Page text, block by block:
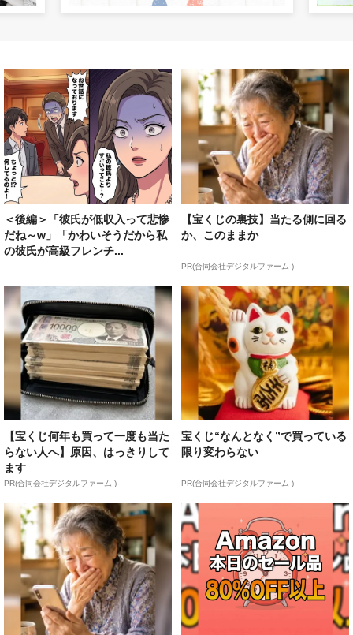
＜後編＞「彼氏が低収入って悲惨
だね～w」「かわいそうだから私
の彼氏が高級フレンチ...
【宝くじの裏技】当たる側に回る
か、このままか
PR(合同会社デジタルファーム )
【宝くじ何年も買って一度も当た
らない人へ】原因、はっきりして
ます
PR(合同会社デジタルファーム )
宝くじ“なんとなく”で買っている
限り変わらない
PR(合同会社デジタルファーム )